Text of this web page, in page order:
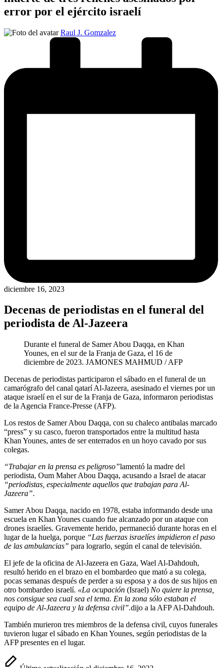
error por el ejército israelí
Publicado
Raul J. Gomzalez
diciembre 16, 2023
Decenas de periodistas en el funeral del
periodista de Al-Jazeera
Durante el funeral de Samer Abou Daqqa, en Khan
Younes, en el sur de la Franja de Gaza, el 16 de
diciembre de 2023. JAMONES MAHMUD / AFP
Decenas de periodistas participaron el sábado en el funeral de un
camarógrafo del canal qatarí Al-Jazeera, asesinado el viernes por un
ataque israelí en el sur de la Franja de Gaza, informaron periodistas
de la Agencia France-Presse (AFP).
Los restos de Samer Abou Daqqa, con su chaleco antibalas marcado
“press” y su casco, fueron transportados entre la multitud hasta
Khan Younes, antes de ser enterrados en un hoyo cavado por sus
colegas.
“Trabajar en la prensa es peligroso”lamentó la madre del
periodista, Oum Maher Abou Daqqa, acusando a Israel de atacar
“periodistas, especialmente aquellos que trabajan para Al-
Jazeera”.
Samer Abou Daqqa, nacido en 1978, estaba informando desde una
escuela en Khan Younes cuando fue alcanzado por un ataque con
drones israelíes. Gravemente herido, permaneció durante horas en el
lugar de la huelga, porque “Las fuerzas israelíes impidieron el paso
de las ambulancias” para lograrlo, según el canal de televisión.
El jefe de la oficina de Al-Jazeera en Gaza, Wael Al-Dahdouh,
resultó herido en el brazo en el bombardeo que mató a su colega,
pocas semanas después de perder a su esposa y a dos de sus hijos en
otro bombardeo israelí. «La ocupación (Israel) No quiere la prensa,
nos consigue sea cual sea el tema. En la zona sólo estaban el
equipo de Al-Jazeera y la defensa civil”.dijo a la AFP Al-Dahdouh.
También murieron tres miembros de la defensa civil, cuyos funerales
tuvieron lugar el sábado en Khan Younes, según periodistas de la
AFP presentes en el lugar.